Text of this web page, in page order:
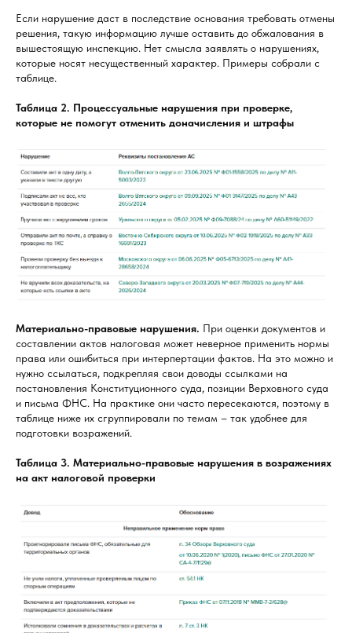
Если нарушение даст в последствие основания требовать отмены
решения, такую информацию лучше оставить до обжалования в
вышестоящую инспекцию. Нет смысла заявлять о нарушениях,
которые носят несущественный характер. Примеры собрали с
таблице.
Таблица 2. Процессуальные нарушения при проверке,
которые не помогут отменить доначисления и штрафы
Материально-правовые нарушения. При оценки документов и
составлении актов налоговая может неверное применить нормы
права или ошибиться при интерпертации фактов. На это можно и
нужно ссылаться, подкрепляя свои доводы ссылками на
постановления Конституционного суда, позиции Верховного суда
и письма ФНС. На практике они часто пересекаются, поэтому в
таблице ниже их сгруппировали по темам – так удобнее для
подготовки возражений.
Таблица 3. Материально-правовые нарушения в возражениях
на акт налоговой проверки